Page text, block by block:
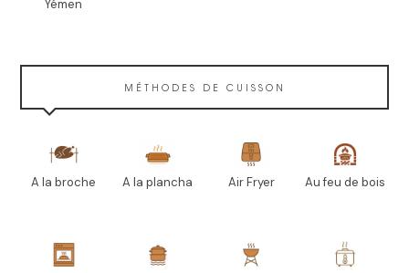
Yémen
MÉTHODES DE CUISSON
A la broche A la plancha Air Fryer Au feu de bois